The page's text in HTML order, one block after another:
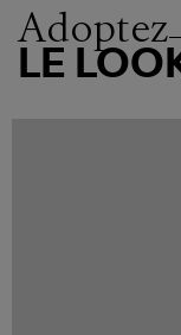
Adoptez
LE